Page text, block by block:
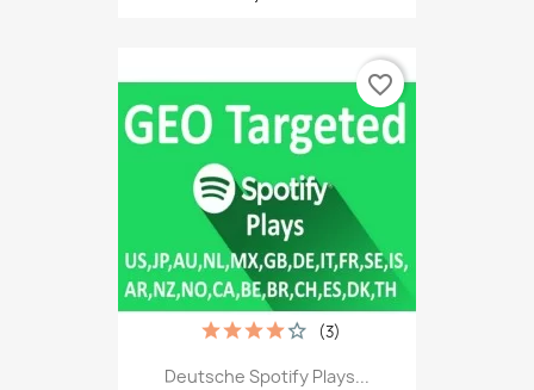
Deutsche Spotify Plays...
(3)
favorite_border